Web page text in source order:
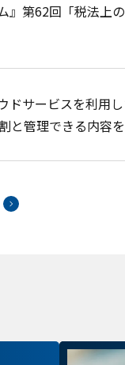
』第62回「税法上
ドサービスを利用
管理できる内容
イバシー情報
様が当サイトを訪れる
は Cookie であり、対象
者による設定、デバイ
Cookie を無効化した
可能性があります。詳